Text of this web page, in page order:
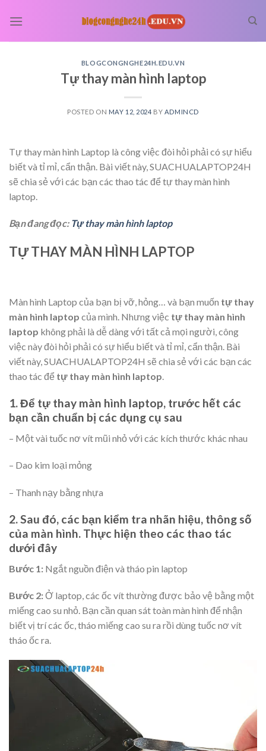
BLOGCONGNGHE24H.EDU.VN
Tự thay màn hình laptop
POSTED ON MAY 12, 2024 BY ADMINCD
Tự thay màn hình Laptop là công việc đòi hỏi phải có sự hiểu
biết và tỉ mỉ, cẩn thận. Bài viết này, SUACHUALAPTOP24H
sẽ chia sẻ với các bạn các thao tác để tự thay màn hình
laptop.
Bạn đang đọc: Tự thay màn hình laptop
TỰ THAY MÀN HÌNH LAPTOP
Màn hình Laptop của bạn bị vỡ, hỏng… và bạn muốn tự thay
màn hình laptop của mình. Nhưng việc tự thay màn hình
laptop không phải là dễ dàng với tất cả mọi người, công
việc này đòi hỏi phải có sự hiểu biết và tỉ mỉ, cẩn thận. Bài
viết này, SUACHUALAPTOP24H sẽ chia sẻ với các bạn các
thao tác để tự thay màn hình laptop.
1. Để tự thay màn hình laptop, trước hết các
bạn cần chuẩn bị các dụng cụ sau
– Một vài tuốc nơ vít mũi nhỏ với các kích thước khác nhau
– Dao kim loại mỏng
– Thanh nạy bằng nhựa
2. Sau đó, các bạn kiểm tra nhãn hiệu, thông số
của màn hình. Thực hiện theo các thao tác
dưới đây
Bước 1: Ngắt nguồn điện và tháo pin laptop
Bước 2:Ở laptop, các ốc vít thường được bảo vệ bằng một
miếng cao su nhỏ. Bạn cần quan sát toàn màn hình để nhận
biết vị trí các ốc, tháo miếng cao su ra rồi dùng tuốc nơ vít
tháo ốc ra.